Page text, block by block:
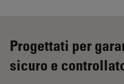
Progettati per
sicuro e